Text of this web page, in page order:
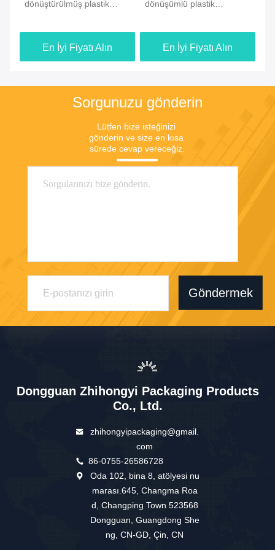
dönüştürülmüş plastik
En İyi Fiyatı Alın
dönüşümlü plastik
En İyi Fiyatı Alın
Sorgunuzu gönderin
Lütfen bize isteğinizi
gönderin ve size en kısa
sürede cevap vereceğiz.
Göndermek
Dongguan Zhihongyi Packaging Products
Co., Ltd.
zhihongyipackaging@gmail.
com
86-0755-26586728
Oda 102, bina 8, atölyesi nu
marası.645, Changma Roa
d, Changping Town 523568
Dongguan, Guangdong She
ng, CN-GD, Çin, CN